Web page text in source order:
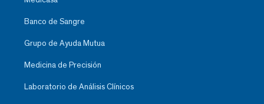
Banco de Sangre
Grupo de Ayuda Mutua
Medicina de Precisión
Laboratorio de Análisis Clínicos